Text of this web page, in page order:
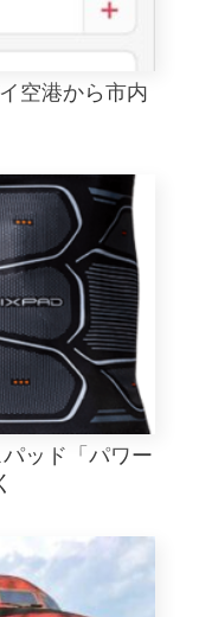
空港から市内
ッド「パワー